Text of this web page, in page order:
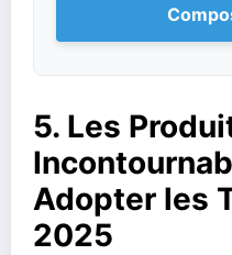
5. Les
Adopter les
2025